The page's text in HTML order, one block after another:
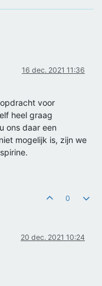
16 dec. 2021 11:36
voor
heel graag
ons daar een
mogelijk is, zijn we
0
20 dec. 2021 10:24